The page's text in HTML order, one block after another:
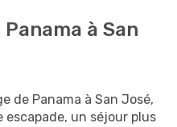
à San
de Panama à San José,
un séjour plus